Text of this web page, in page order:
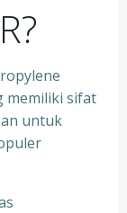
memiliki sifat
untuk